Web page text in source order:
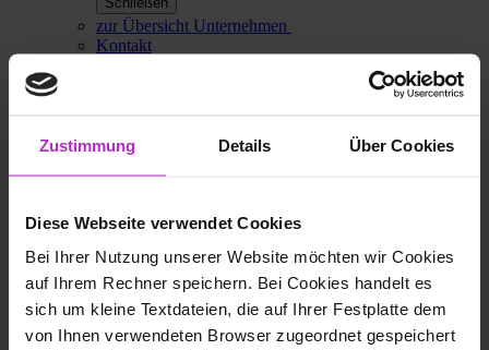
Zustimmung Details Über Cookies
Diese Webseite verwendet Cookies
Bei Ihrer Nutzung unserer Website möchten wir Cookies
auf Ihrem Rechner speichern. Bei Cookies handelt es
sich um kleine Textdateien, die auf Ihrer Festplatte dem
von Ihnen verwendeten Browser zugeordnet gespeichert
zur Übersicht Unternehmen
Kontakt
Emergency Hotline
+ 49 202 31767-112
Wenn Sie einen Sicherheits-Vorfall bemerken, zögern Sie
Hilfe zu erhalten.
INCIDENT RESPONSE SERVICE
Garantierte Reaktionszeiten.
Umfassende Vorbereitung.